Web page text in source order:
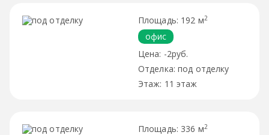
192 м2
офис
-2руб.
под отделку
11 этаж
336 м2